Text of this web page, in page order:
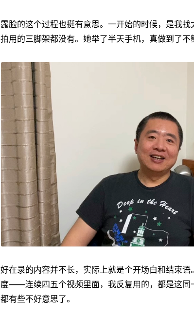
露脸的这个过程也挺有意思。一开始的时候，是我
拍用的三脚架都没有。她举了半天手机，真做到了不
好在录的内容并不长，实际上就是个开场白和结束
度——连续四五个视频里面，我反复用的，都是这同
都有些不好意思了。